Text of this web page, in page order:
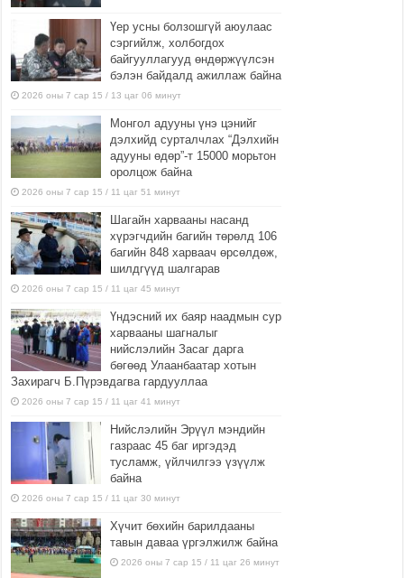
Үер усны болзошгүй аюулаас
сэргийлж, холбогдох
байгууллагууд өндөржүүлсэн
бэлэн байдалд ажиллаж байна
2026 оны 7 сар 15 / 13 цаг 06 минут
Монгол адууны үнэ цэнийг
дэлхийд сурталчлах “Дэлхийн
адууны өдөр”-т 15000 морьтон
оролцож байна
2026 оны 7 сар 15 / 11 цаг 51 минут
Шагайн харвааны насанд
хүрэгчдийн багийн төрөлд 106
багийн 848 харваач өрсөлдөж,
шилдгүүд шалгарав
2026 оны 7 сар 15 / 11 цаг 45 минут
Үндэсний их баяр наадмын сур
харвааны шагналыг
нийслэлийн Засаг дарга
бөгөөд Улаанбаатар хотын
Захирагч Б.Пүрэвдагва гардууллаа
2026 оны 7 сар 15 / 11 цаг 41 минут
Нийслэлийн Эрүүл мэндийн
газраас 45 баг иргэдэд
тусламж, үйлчилгээ үзүүлж
байна
2026 оны 7 сар 15 / 11 цаг 30 минут
Хүчит бөхийн барилдааны
тавын даваа үргэлжилж байна
2026 оны 7 сар 15 / 11 цаг 26 минут